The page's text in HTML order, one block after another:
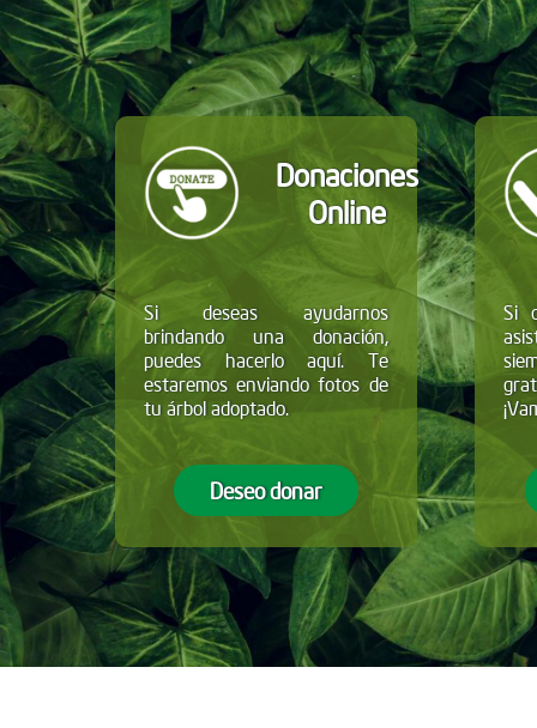
Donaciones
Online
Si deseas ayudarnos
brindando una donación,
puedes hacerlo aquí. Te
estaremos enviando fotos de
tu árbol adoptado.
Deseo donar
Si